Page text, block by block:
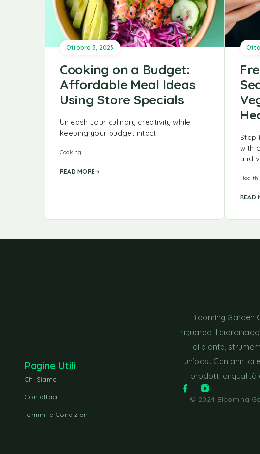
Ottobre 3, 2023
Cooking on a Budget:
Affordable Meal Ideas
Using Store Specials
Unleash your culinary creativity while
keeping your budget intact.
Cooking
READ MORE
Step
with
and
Health
READ
Pagine Utili
Chi Siamo
Contattaci
Termini e Condizioni
Blooming Garden
riguarda il
di piante,
un’oasi. Con anni
prodotti di qualità
© 2024 Blooming